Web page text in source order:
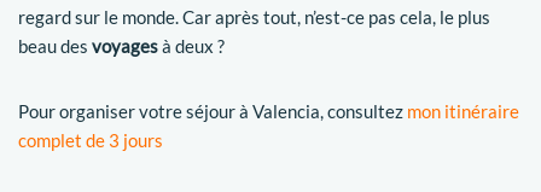
regard sur le monde. Car après tout, n’est-ce pas cela, le plus
beau des voyagesà deux ?
Pour organiser votre séjour à Valencia, consultez mon itinéraire
complet de 3 jours